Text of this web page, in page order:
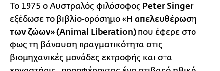
Το 1975 ο Αυστραλός φιλόσοφος Peter Singer
εξέδωσε το βιβλίο-ορόσημο «Η απελευθέρωση
των ζώων» (Animal Liberation) που έφερε στο
φως τη βάναυση πραγματικότητα στις
βιομηχανικές μονάδες εκτροφής και στα